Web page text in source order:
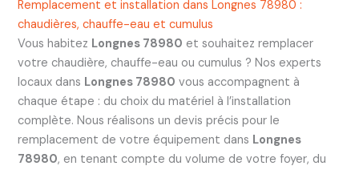
Remplacement et installation dans Longnes 78980 :
chaudières, chauffe-eau et cumulus
Vous habitez Longnes 78980 et souhaitez remplacer
votre chaudière, chauffe-eau ou cumulus ? Nos experts
locaux dans Longnes 78980 vous accompagnent à
chaque étape : du choix du matériel à l’installation
complète. Nous réalisons un devis précis pour le
remplacement de votre équipement dans Longnes
78980, en tenant compte du volume de votre foyer, du